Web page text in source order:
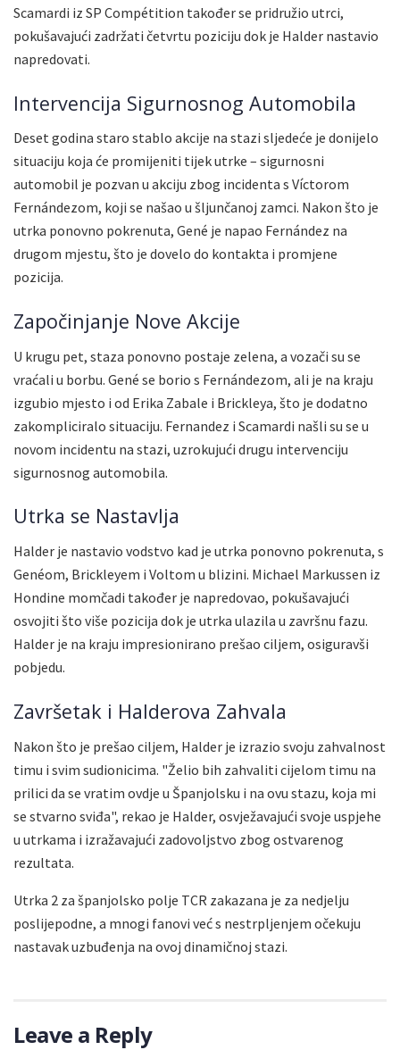
Scamardi iz SP Compétition također se pridružio utrci,
pokušavajući zadržati četvrtu poziciju dok je Halder nastavio
napredovati.
Intervencija Sigurnosnog Automobila
Deset godina staro stablo akcije na stazi sljedeće je donijelo
situaciju koja će promijeniti tijek utrke – sigurnosni
automobil je pozvan u akciju zbog incidenta s Víctorom
Fernándezom, koji se našao u šljunčanoj zamci. Nakon što je
utrka ponovno pokrenuta, Gené je napao Fernández na
drugom mjestu, što je dovelo do kontakta i promjene
pozicija.
Započinjanje Nove Akcije
U krugu pet, staza ponovno postaje zelena, a vozači su se
vraćali u borbu. Gené se borio s Fernándezom, ali je na kraju
izgubio mjesto i od Erika Zabale i Brickleya, što je dodatno
zakompliciralo situaciju. Fernandez i Scamardi našli su se u
novom incidentu na stazi, uzrokujući drugu intervenciju
sigurnosnog automobila.
Utrka se Nastavlja
Halder je nastavio vodstvo kad je utrka ponovno pokrenuta, s
Genéom, Brickleyem i Voltom u blizini. Michael Markussen iz
Hondine momčadi također je napredovao, pokušavajući
osvojiti što više pozicija dok je utrka ulazila u završnu fazu.
Halder je na kraju impresionirano prešao ciljem, osiguravši
pobjedu.
Završetak i Halderova Zahvala
Nakon što je prešao ciljem, Halder je izrazio svoju zahvalnost
timu i svim sudionicima. "Želio bih zahvaliti cijelom timu na
prilici da se vratim ovdje u Španjolsku i na ovu stazu, koja mi
se stvarno sviđa", rekao je Halder, osvježavajući svoje uspjehe
u utrkama i izražavajući zadovoljstvo zbog ostvarenog
rezultata.
Utrka 2 za španjolsko polje TCR zakazana je za nedjelju
poslijepodne, a mnogi fanovi već s nestrpljenjem očekuju
nastavak uzbuđenja na ovoj dinamičnoj stazi.
Leave a Reply